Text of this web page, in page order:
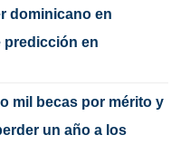
dominicano en
predicción en
mil becas por mérito y
un año a los